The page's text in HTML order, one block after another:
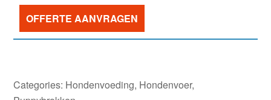
OFFERTE AANVRAGEN
Categories: Hondenvoeding, Hondenvoer,